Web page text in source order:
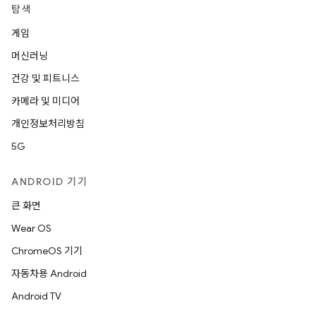
탐색
게임
머신러닝
건강 및 피트니스
카메라 및 미디어
개인정보처리방침
5G
ANDROID 기기
큰 화면
Wear OS
ChromeOS 기기
자동차용 Android
Android TV